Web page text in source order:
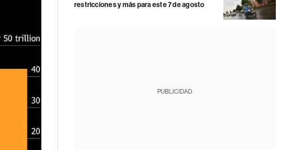
restricciones y más para este 7 de agosto
PUBLICIDAD